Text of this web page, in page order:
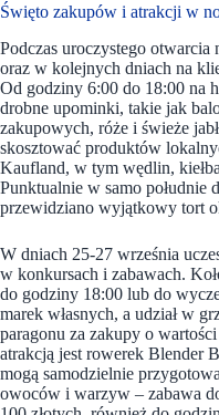
Święto zakupów i atrakcji w
Podczas uroczystego
oraz w kolejnych dniach na
Od godziny 6:00 do 18:00 na
drobne upominki, takie jak
zakupowych, róże i świeże
skosztować produktów
Kaufland, w tym wędlin,
Punktualnie w samo południe
przewidziano wyjątkowy tort
W dniach 25-27 września
w konkursach i zabawach.
do godziny 18:00 lub do
marek własnych, a udział w
paragonu za zakupy o
atrakcją jest rowerek Blender
mogą samodzielnie
owoców i warzyw – zabawa